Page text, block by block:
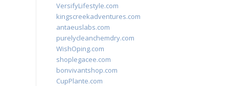
VersifyLifestyle.com
kingscreekadventures.com
antaeuslabs.com
purelycleanchemdry.com
WishOping.com
shoplegacee.com
bonvivantshop.com
CupPlante.com